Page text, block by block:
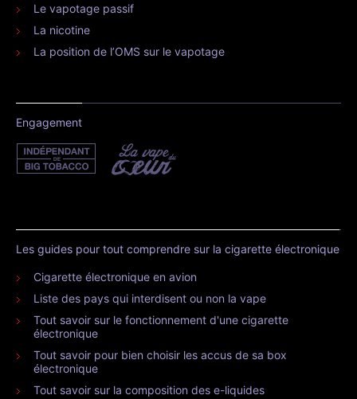
Le vapotage passif
La nicotine
La position de l’OMS sur le vapotage
Engagement
Les guides pour tout comprendre sur la cigarette électronique
Cigarette électronique en avion
Liste des pays qui interdisent ou non la vape
Tout savoir sur le fonctionnement d'une cigarette
électronique
Tout savoir pour bien choisir les accus de sa box
électronique
Tout savoir sur la composition des e-liquides